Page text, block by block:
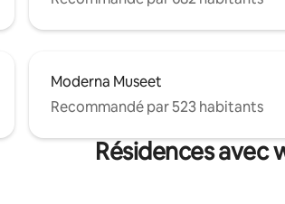
Moderna Museet
Recommandé par 523 habitants
Résidences avec